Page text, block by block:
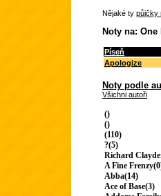
Nějaké ty půjčky
Noty na:
Píseň
Apologize
Noty podle
Všichni autoři
()
()
(110)
?(5)
Richard
A Fine
Abba(14)
Ace of Base(3)